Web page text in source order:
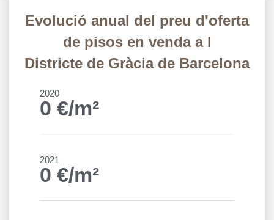
Evolució anual del preu d'oferta
de pisos en venda a l
Districte de Gràcia de Barcelona
2020
0 €/m²
2021
0 €/m²